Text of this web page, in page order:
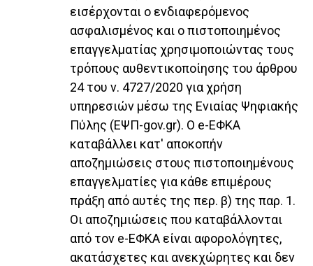
εισέρχονται ο ενδιαφερόμενος
ασφαλισμένος και ο πιστοποιημένος
επαγγελματίας χρησιμοποιώντας τους
τρόπους αυθεντικοποίησης του άρθρου
24 του ν. 4727/2020 για χρήση
υπηρεσιών μέσω της Ενιαίας Ψηφιακής
Πύλης (ΕΨΠ-gov.gr). Ο e-ΕΦΚΑ
καταβάλλει κατ' αποκοπήν
αποζημιώσεις στους πιστοποιημένους
επαγγελματίες για κάθε επιμέρους
πράξη από αυτές της περ. β) της παρ. 1.
Οι αποζημιώσεις που καταβάλλονται
από τον e-ΕΦΚΑ είναι αφορολόγητες,
ακατάσχετες και ανεκχώρητες και δεν